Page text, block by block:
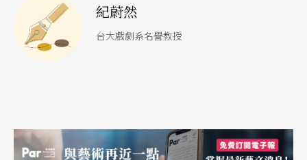
正如後設小說一樣，
行其道。但，後設並非後現代美學的專利，於現代
後設。於顯性的後設劇作裡──如皮藍德婁的《六
個尋找作者的劇中人》──作者在單一作品裡刻意
紀蔚然
台大戲劇系名譽教授